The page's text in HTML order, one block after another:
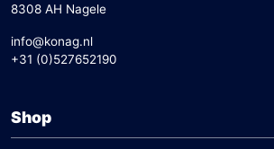
8308 AH Nagele
info@konag.nl
+31 (0)527652190
Shop